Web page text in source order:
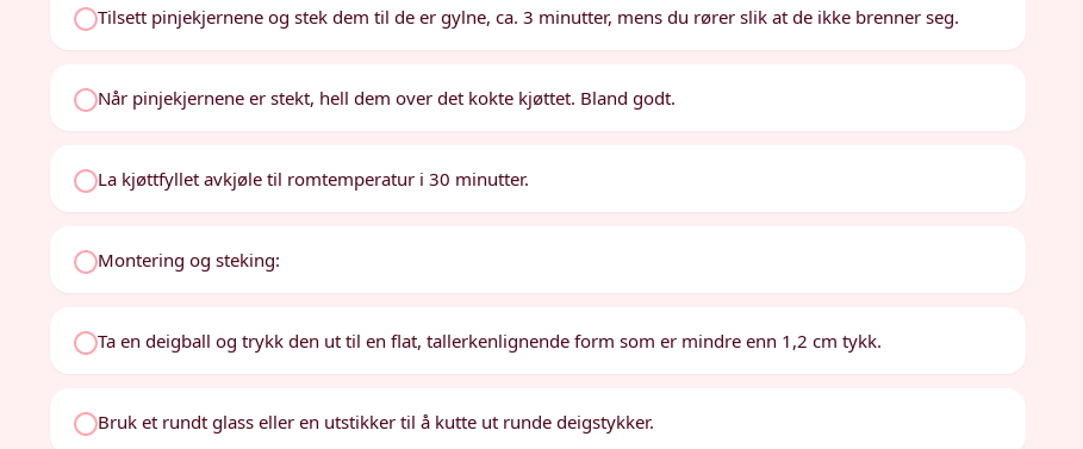
Tilsett pinjekjernene og stek dem til de er gylne, ca. 3 minutter, mens du rører slik at de ikke brenner seg.
Når pinjekjernene er stekt, hell dem over det kokte kjøttet. Bland godt.
La kjøttfyllet avkjøle til romtemperatur i 30 minutter.
Montering og steking:
Ta en deigball og trykk den ut til en flat, tallerkenlignende form som er mindre enn 1,2 cm tykk.
Bruk et rundt glass eller en utstikker til å kutte ut runde deigstykker.